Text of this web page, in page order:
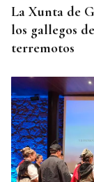
La Xunta de
los gallegos
terremotos